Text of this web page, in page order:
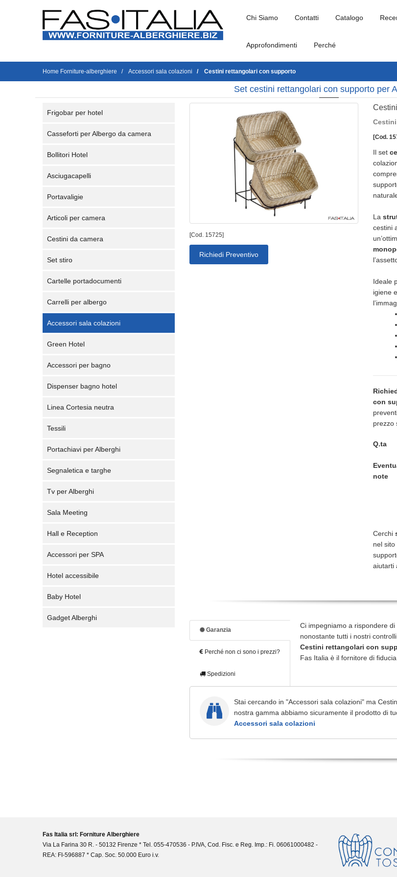
Chi Siamo Contatti Catalogo
Approfondimenti Perché
Home Forniture-alberghiere Accessori sala colazioni Cestini rettangolari con supporto
Set cestini rettangolari con supporto per
Frigobar per hotel
Casseforti per Albergo da camera
Bollitori Hotel
Asciugacapelli
Portavaligie
Articoli per camera
Cestini da camera
Set stiro
Cartelle portadocumenti
Carrelli per albergo
Accessori sala colazioni
Green Hotel
Accessori per bagno
Dispenser bagno hotel
Linea Cortesia neutra
Tessili
Portachiavi per Alberghi
Segnaletica e targhe
Tv per Alberghi
Sala Meeting
Hall e Reception
Accessori per SPA
Hotel accessibile
Baby Hotel
Gadget Alberghi
[Cod. 15725]
Richiedi Preventivo
[Cod.
Il set
La
cestini
Ideale
igiene
con
prezzo
Q.ta
note
Cerchi
nel
aiutarti
Garanzia
Perché non ci sono i prezzi?
Spedizioni
Ci impegniamo a rispondere
nonostante tutti i nostri
Cestini rettangolari con
Fas Italia è il fornitore di
Stai cercando in "Accessori sala colazioni" ma
nostra gamma abbiamo sicuramente il prodotto di
Accessori sala colazioni
Fas Italia srl: Forniture Alberghiere
Via La Farina 30 R. - 50132 Firenze * Tel. 055-470536 - P.IVA, Cod. Fisc. e Reg. Imp.: Fi. 06061000482 -
REA: FI-596887 * Cap. Soc. 50.000 Euro i.v.